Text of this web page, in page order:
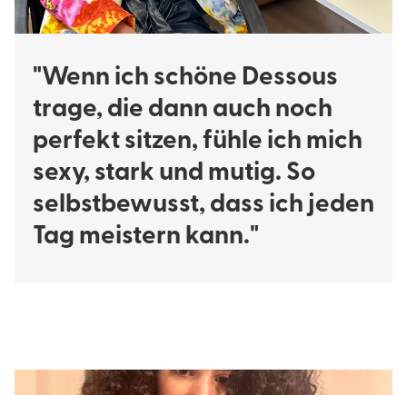
"Wenn ich schöne Dessous
trage, die dann auch noch
perfekt sitzen, fühle ich mich
sexy, stark und mutig. So
selbstbewusst, dass ich jeden
Tag meistern kann."